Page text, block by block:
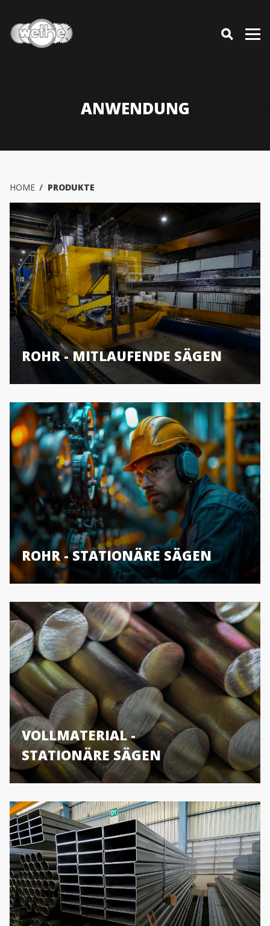
ANWENDUNG
HOME PRODUKTE
ROHR - MITLAUFENDE SÄGEN
ROHR - STATIONÄRE SÄGEN
VOLLMATERIAL -
STATIONÄRE SÄGEN